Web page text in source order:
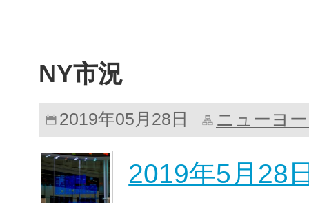
NY市況
2019年05月28日 ニューヨ
2019年5月28